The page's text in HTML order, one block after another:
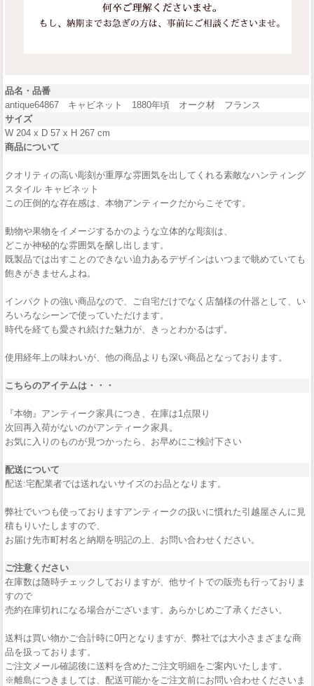
品名・品番
antique64867 キャビネット 1880年頃 オーク材 フランス
サイズ
W 204 x D 57 x H 267 cm
商品について
クオリティの高い彫刻が重厚な雰囲気を出してくれる素敵なハンティング
スタイル キャビネット
この圧倒的な存在感は、本物アンティークだからこそです。
動物や果物をイメージするかのような立体的な彫刻は、
どこか神秘的な雰囲気を醸し出します。
既製品では出すことのできない迫力あるデザインはいつまで眺めていても
飽きがきませんよね。
インパクトの強い商品なので、ご自宅だけでなく店舗様の什器として、い
ろいろなシーンで使っていただけます。
時代を経ても愛され続けた魅力が、きっとわかるはず。
使用経年上の味わいが、他の商品よりも深い商品となっております。
こちらのアイテムは・・・
『本物』アンティーク家具につき、在庫は1点限り
次回再入荷がないのがアンティーク家具。
お気に入りのものが見つかったら、お早めにご検討下さい
配送について
配送:宅配業者では送れないサイズのお品となります。
弊社でいつも使っておりますアンティークの扱いに慣れた引越屋さんに見
積もりいたしますので、
お届け先市町村名と納期を明記の上、お問い合わせください。
ご注意ください
在庫数は随時チェックしておりますが、他サイトでの販売も行っておりま
すので
売約在庫切れになる場合がございます。あらかじめご了承ください。
送料は買い物かご合計時に0円となりますが、弊社では大小さまざまな商
品を扱っております。
ご注文メール確認後に送料を含めたご注文明細をご案内いたします。
※離島につきましては、配送可能かをご注文前にお問い合わせくださいま